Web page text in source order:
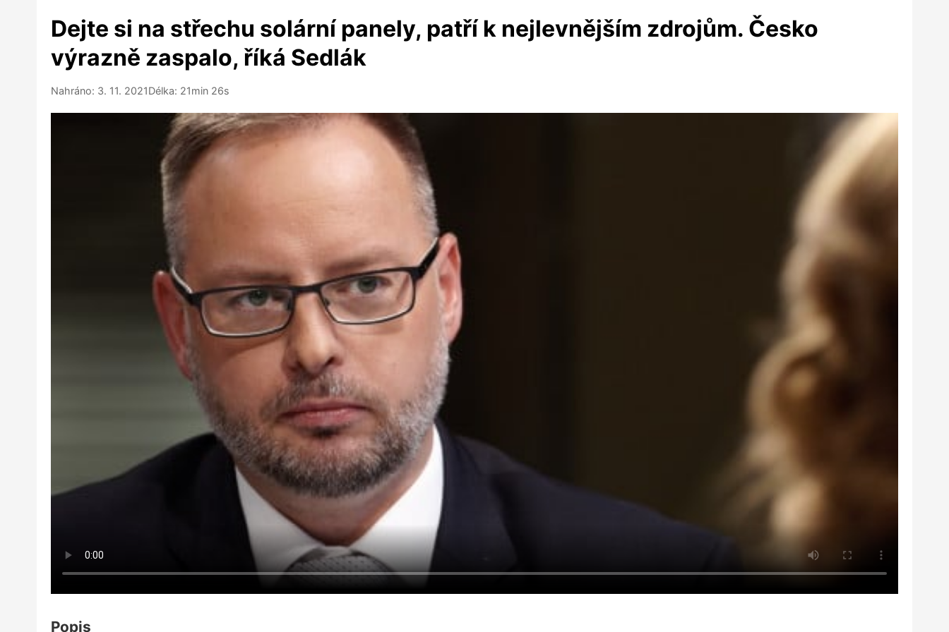
Dejte si na střechu solární panely, patří k nejlevnějším zdrojům. Česko
výrazně zaspalo, říká Sedlák
Nahráno: 3. 11. 2021Délka: 21min 26s
Popis